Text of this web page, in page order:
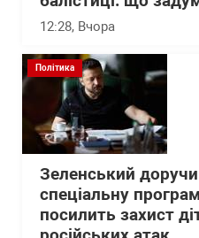
12:28, Вчора
Політика
Зеленський
спеціальну
посилить захист